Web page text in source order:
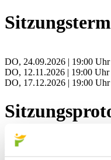
DO, 24.09.2026 | 19:00 Uhr
DO, 12.11.2026 | 19:00 Uhr
DO, 17.12.2026 | 19:00 Uhr
10.
09.